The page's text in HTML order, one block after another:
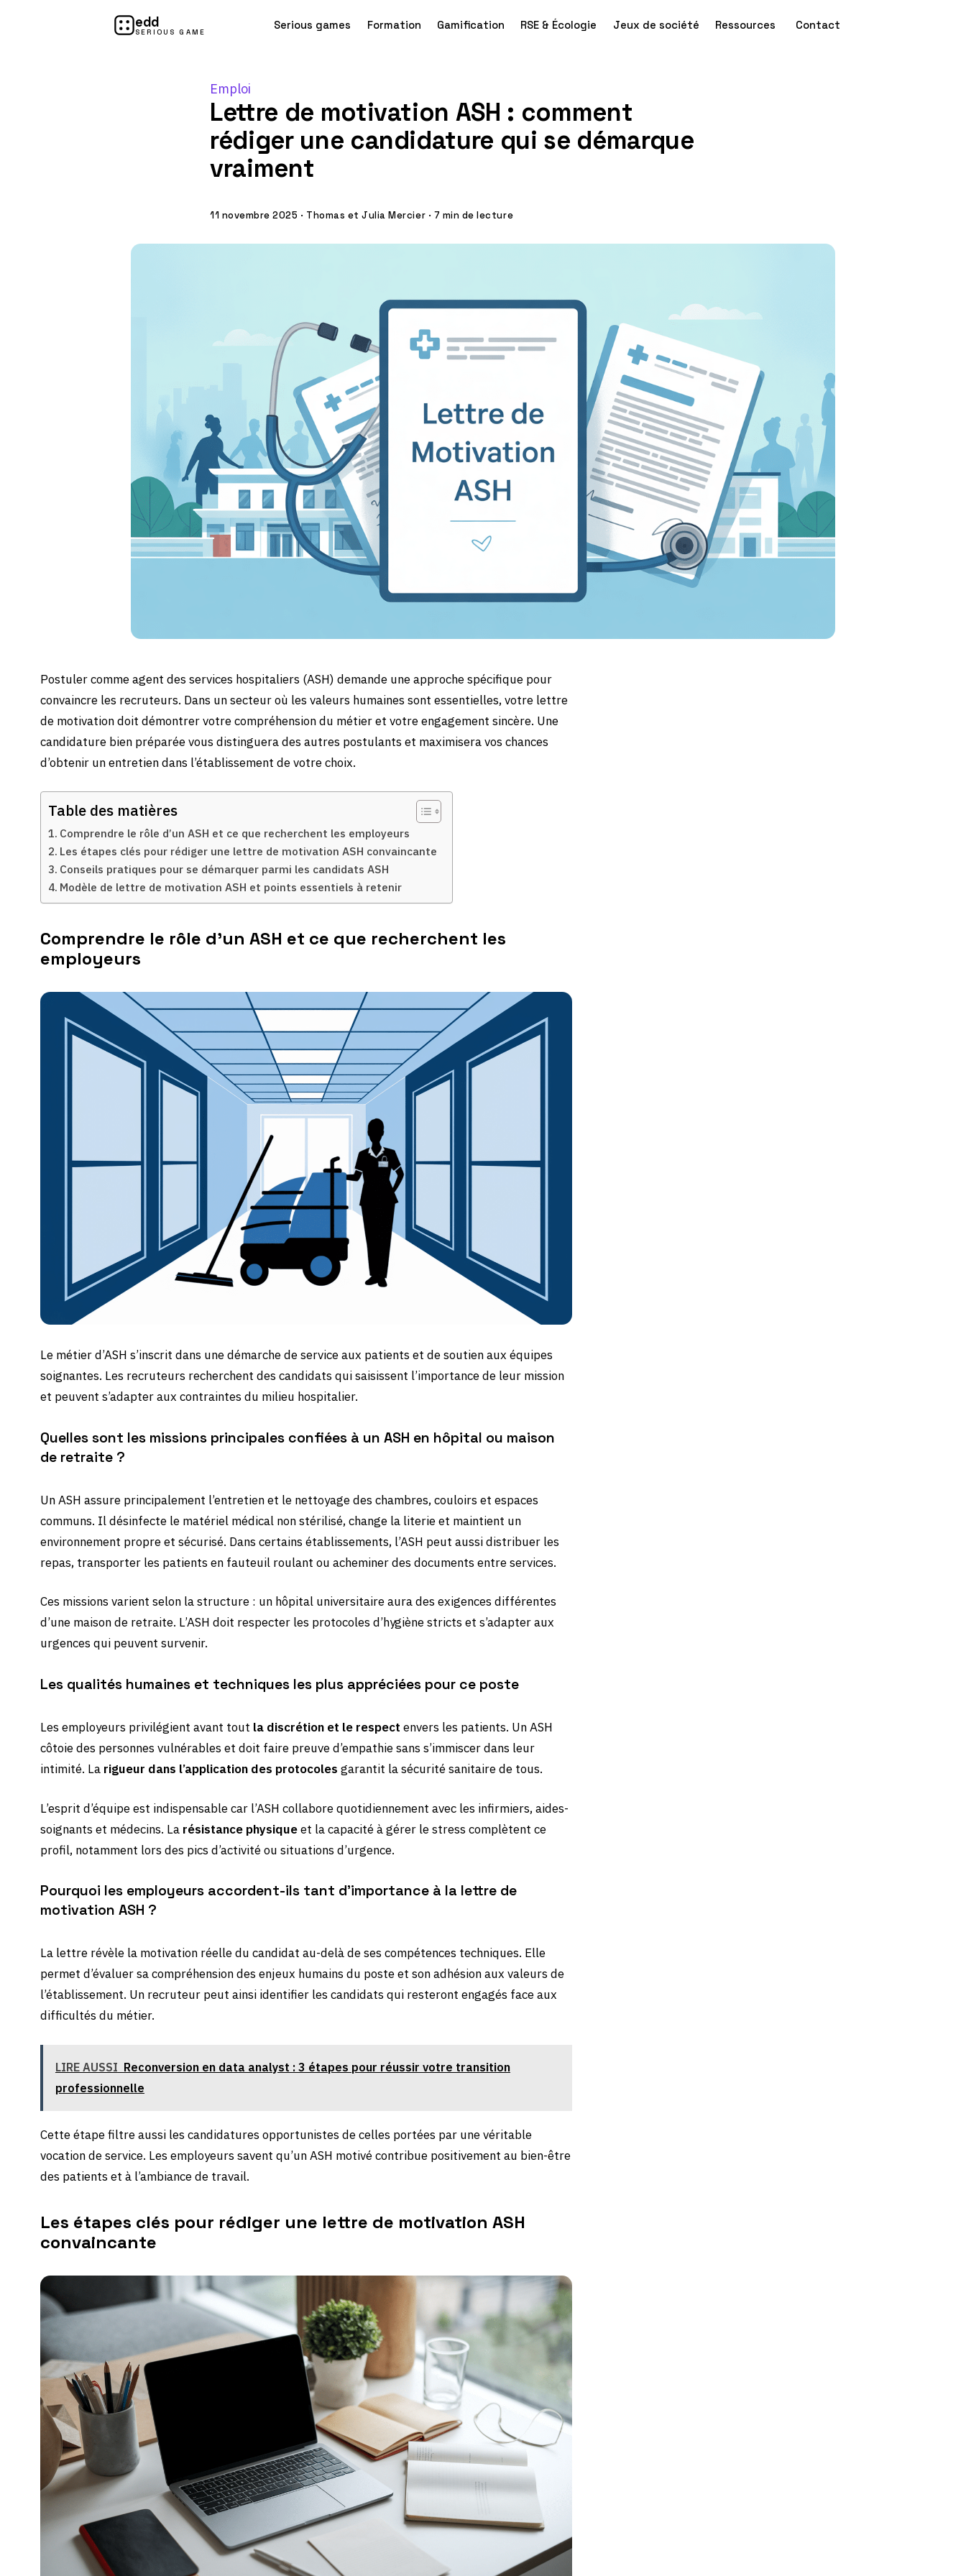
edd
SERIOUS GAME
Serious games Formation Gamification RSE & Écologie Jeux de société Ressources Contact
Emploi
Lettre de motivation ASH : comment
rédiger une candidature qui se démarque
vraiment
11 novembre 2025 · Thomas et Julia Mercier · 7 min de lecture
Postuler comme agent des services hospitaliers (ASH) demande une approche spécifique pour
convaincre les recruteurs. Dans un secteur où les valeurs humaines sont essentielles, votre lettre
de motivation doit démontrer votre compréhension du métier et votre engagement sincère. Une
candidature bien préparée vous distinguera des autres postulants et maximisera vos chances
d’obtenir un entretien dans l’établissement de votre choix.
Table des matières
Comprendre le rôle d’un ASH et ce que recherchent les employeurs
Les étapes clés pour rédiger une lettre de motivation ASH convaincante
Conseils pratiques pour se démarquer parmi les candidats ASH
Modèle de lettre de motivation ASH et points essentiels à retenir
Comprendre le rôle d’un ASH et ce que recherchent les
employeurs
Le métier d’ASH s’inscrit dans une démarche de service aux patients et de soutien aux équipes
soignantes. Les recruteurs recherchent des candidats qui saisissent l’importance de leur mission
et peuvent s’adapter aux contraintes du milieu hospitalier.
Quelles sont les missions principales confiées à un ASH en hôpital ou maison
de retraite ?
Un ASH assure principalement l’entretien et le nettoyage des chambres, couloirs et espaces
communs. Il désinfecte le matériel médical non stérilisé, change la literie et maintient un
environnement propre et sécurisé. Dans certains établissements, l’ASH peut aussi distribuer les
repas, transporter les patients en fauteuil roulant ou acheminer des documents entre services.
Ces missions varient selon la structure : un hôpital universitaire aura des exigences différentes
d’une maison de retraite. L’ASH doit respecter les protocoles d’hygiène stricts et s’adapter aux
urgences qui peuvent survenir.
Les qualités humaines et techniques les plus appréciées pour ce poste
Les employeurs privilégient avant tout la discrétion et le respect envers les patients. Un ASH
côtoie des personnes vulnérables et doit faire preuve d’empathie sans s’immiscer dans leur
intimité. La rigueur dans l’application des protocoles garantit la sécurité sanitaire de tous.
L’esprit d’équipe est indispensable car l’ASH collabore quotidiennement avec les infirmiers, aides-
soignants et médecins. La résistance physiqueet la capacité à gérer le stress complètent ce
profil, notamment lors des pics d’activité ou situations d’urgence.
Pourquoi les employeurs accordent-ils tant d’importance à la lettre de
motivation ASH ?
La lettre révèle la motivation réelle du candidat au-delà de ses compétences techniques. Elle
permet d’évaluer sa compréhension des enjeux humains du poste et son adhésion aux valeurs de
l’établissement. Un recruteur peut ainsi identifier les candidats qui resteront engagés face aux
difficultés du métier.
LIRE AUSSI Reconversion en data analyst : 3 étapes pour réussir votre transition
professionnelle
Cette étape filtre aussi les candidatures opportunistes de celles portées par une véritable
vocation de service. Les employeurs savent qu’un ASH motivé contribue positivement au bien-être
des patients et à l’ambiance de travail.
Les étapes clés pour rédiger une lettre de motivation ASH
convaincante